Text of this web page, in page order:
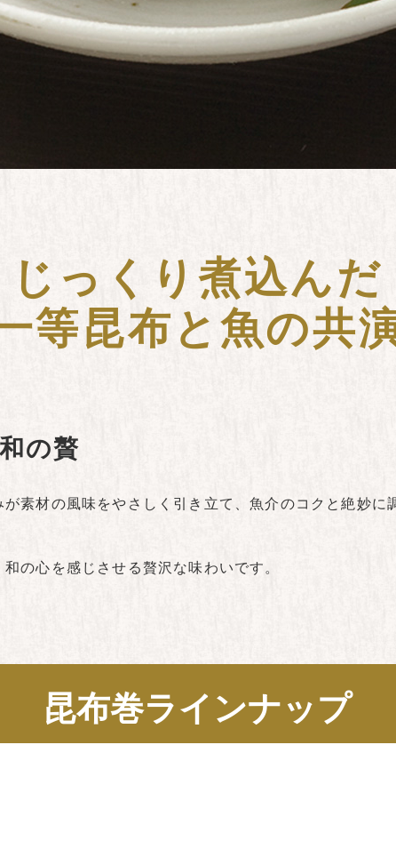
じっくり煮込んだ
等昆布と魚の共
の贅
素材の風味をやさしく引き立て、魚介のコクと絶妙
の心を感じさせる贅沢な味わいです。
昆布巻ラインナップ